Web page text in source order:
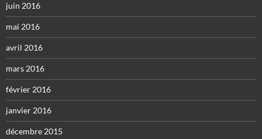
juin 2016
mai 2016
avril 2016
mars 2016
février 2016
janvier 2016
décembre 2015